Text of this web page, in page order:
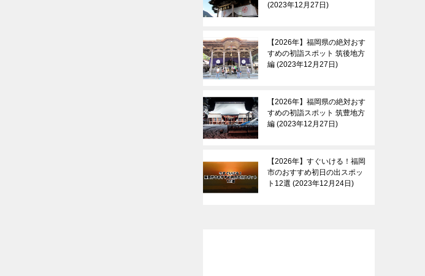
2023年12月27日
【2026年】福岡県の絶対おす
すめの初詣スポット 筑後地方
編 2023年12月27日
【2026年】福岡県の絶対おす
すめの初詣スポット 筑豊地方
編 2023年12月27日
【2026年】すぐいける！福岡
市のおすすめ初日の出スポッ
ト12選 2023年12月24日